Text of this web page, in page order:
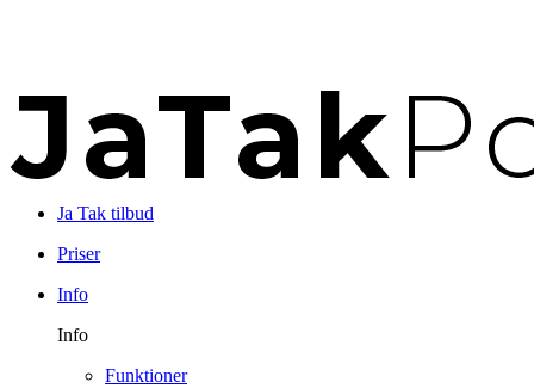
Ja Tak tilbud
Priser
Info
Info
Funktioner